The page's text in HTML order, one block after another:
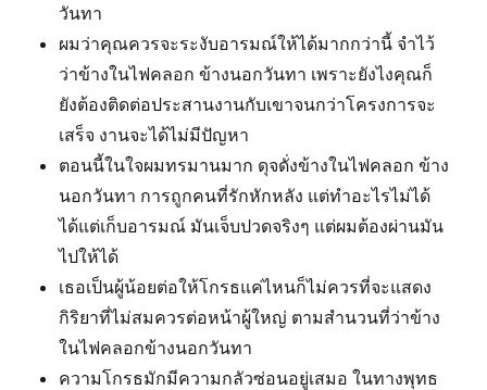
วันทา
ผมว่าคุณควรจะระงับอารมณ์ให้ได้มากกว่านี้ จำไว้
ว่าข้างในไฟคลอก ข้างนอกวันทา เพราะยังไงคุณก็
ยังต้องติดต่อประสานงานกับเขาจนกว่าโครงการจะ
เสร็จ งานจะได้ไม่มีปัญหา
ตอนนี้ในใจผมทรมานมาก ดุจดั่งข้างในไฟคลอก ข้าง
นอกวันทา การถูกคนที่รักหักหลัง แต่ทำอะไรไม่ได้
ได้แต่เก็บอารมณ์ มันเจ็บปวดจริงๆ แต่ผมต้องผ่านมัน
ไปให้ได้
เธอเป็นผู้น้อยต่อให้โกรธแค่ไหนก็ไม่ควรที่จะแสดง
กิริยาที่ไม่สมควรต่อหน้าผู้ใหญ่ ตามสำนวนที่ว่าข้าง
ในไฟคลอกข้างนอกวันทา
ความโกรธมักมีความกลัวซ่อนอยู่เสมอ ในทางพุทธ